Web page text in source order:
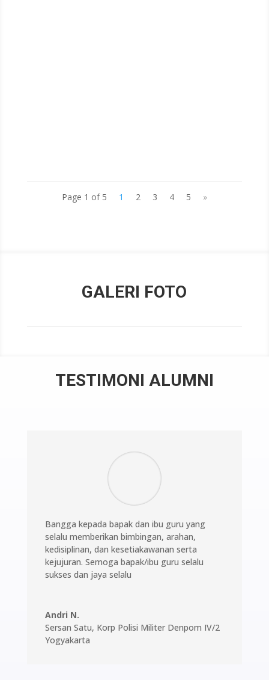
Page 1 of 5 1 2 3 4 5 »
GALERI FOTO
TESTIMONI ALUMNI
Bangga kepada bapak dan ibu guru yang
selalu memberikan bimbingan, arahan,
kedisiplinan, dan kesetiakawanan serta
kejujuran. Semoga bapak/ibu guru selalu
sukses dan jaya selalu
Andri N.
Sersan Satu, Korp Polisi Militer Denpom IV/2
Yogyakarta